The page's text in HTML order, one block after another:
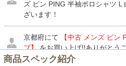
ズ ピン PING 半袖ポロシャツ
ざいます！
京都府にて 【中古 メンズ ピン
プ】をお買い上げ!!ありがとう
商品スペック紹介